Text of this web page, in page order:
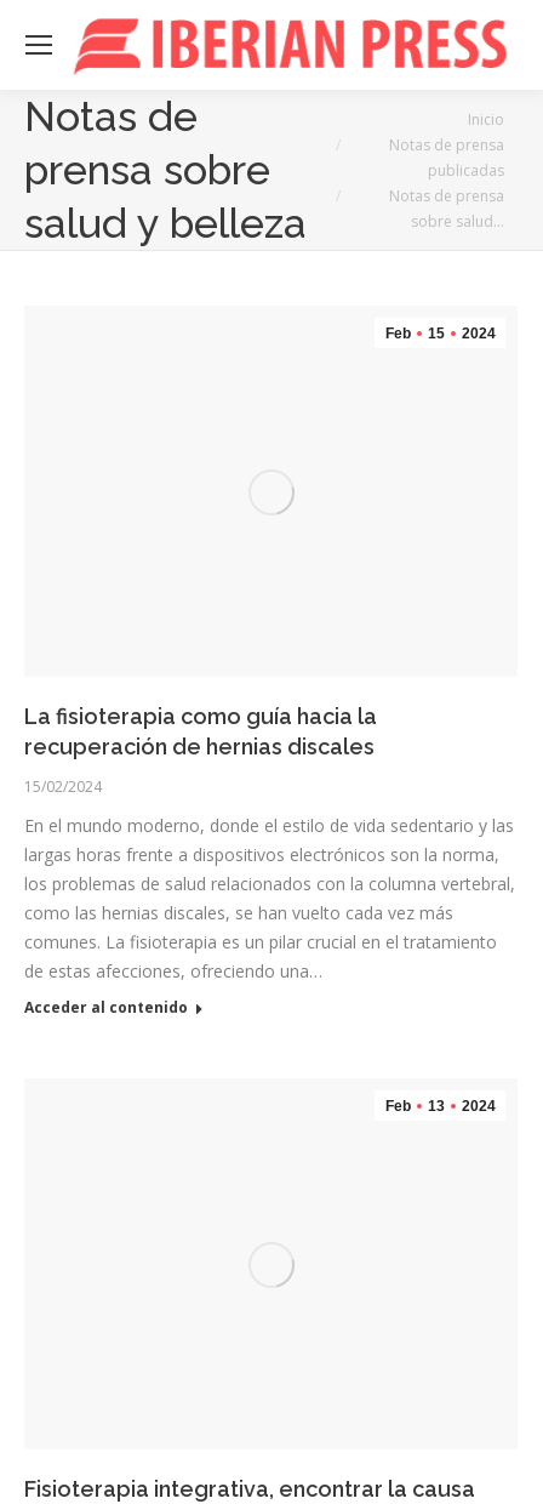
Notas de
prensa sobre
salud y belleza
Inicio
Notas de prensa
publicadas
Notas de prensa
sobre salud…
Feb 15 2024
La fisioterapia como guía hacia la
recuperación de hernias discales
15/02/2024
En el mundo moderno, donde el estilo de vida sedentario y las
largas horas frente a dispositivos electrónicos son la norma,
los problemas de salud relacionados con la columna vertebral,
como las hernias discales, se han vuelto cada vez más
comunes. La fisioterapia es un pilar crucial en el tratamiento
de estas afecciones, ofreciendo una…
Acceder al contenido
Feb 13 2024
Fisioterapia integrativa, encontrar la causa